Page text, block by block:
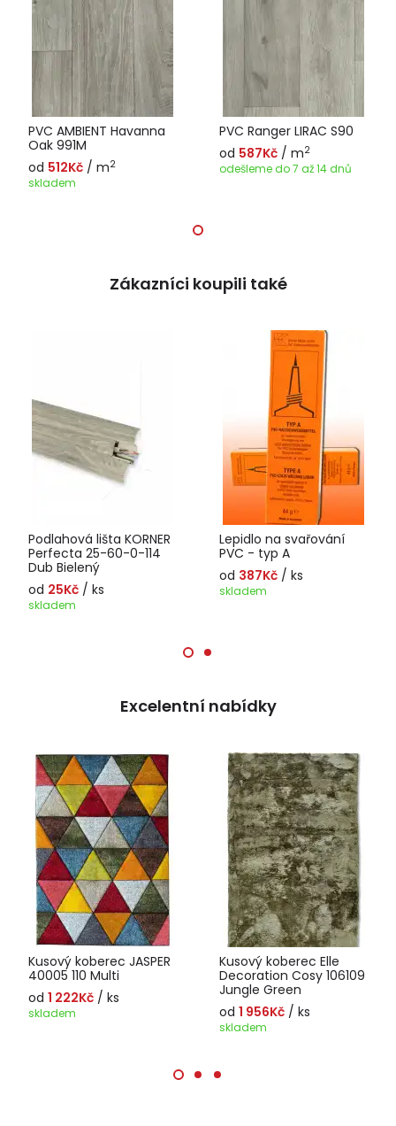
PVC AMBIENT Havanna
Oak 991M
od 512Kč / m2
skladem
PVC Ranger LIRAC S90
od 587Kč / m2
odešleme do 7 až 14 dnů
Zákazníci koupili také
Podlahová lišta KORNER
Perfecta 25-60-0-114
Dub Bielený
od 25Kč / ks
skladem
Lepidlo na svařování
PVC - typ A
od 387Kč / ks
skladem
Excelentní nabídky
Kusový koberec JASPER
40005 110 Multi
od 1 222Kč / ks
skladem
Kusový koberec Elle
Decoration Cosy 106109
Jungle Green
od 1 956Kč / ks
skladem